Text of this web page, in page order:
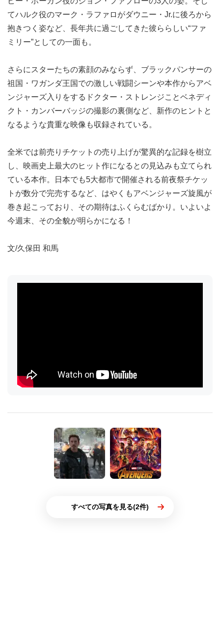
てハルク役のマーク・ラファロがダウニー・Jr.に後ろから
抱きつく姿など、長年共に過ごしてきた彼ららしい“ファ
ミリー”としての一面も。
さらにスターたちの素顔のみならず、ブラックパンサーの
祖国・ワガンダ王国での激しい戦闘シーンや本作からアベ
ンジャーズ入りをするドクター・ストレンジことベネディ
クト・カンバーバッジの撮影の裏側など、新作のヒントと
なるような貴重な映像も収録されている。
全米では前売りチケットの売り上げが驚異的な記録を樹立
し、映画史上最大のヒット作になるとの見込みも立てられ
ている本作。日本でも5大都市で開催される前夜祭チケッ
トが数分で完売するなど、はやくもアベンジャーズ旋風が
巻き起こっており、その期待はふくらむばかり。いよいよ
今週末、その全貌が明らかになる！
文/久保田 和馬
すべての写真を見る(2件)